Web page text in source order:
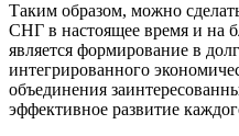
Таким образом, можно
СНГ в настоящее время и на
является формирование в
интегрированного
объединения
эффективное развитие